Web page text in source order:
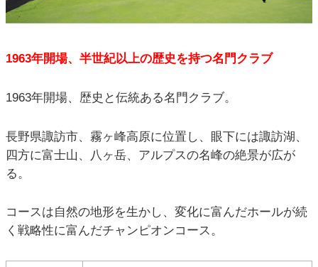
1963年開場、半世紀以上の歴史を持つ名門クラブ
1963年開場、歴史と伝統ある名門クラブ。
長野県諏訪市、霧ヶ峰高原に位置し、眼下には諏訪湖、
四方に富士山、八ヶ岳、アルプスの名峰の絶景が広が
る。
コースは自然の地形を生かし、変化に富んだホールが続
く戦略性に富んだチャンピオンコース。